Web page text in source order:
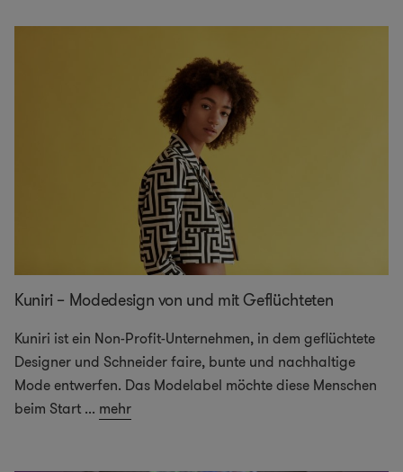
Kuniri – Modedesign von und mit Geflüchteten
Kuniri ist ein Non-Profit-Unternehmen, in dem geflüchtete
Designer und Schneider faire, bunte und nachhaltige
Mode entwerfen. Das Modelabel möchte diese Menschen
beim Start ... mehr